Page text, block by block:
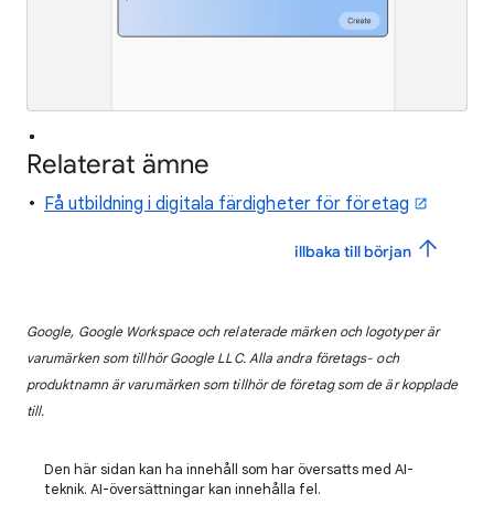
Relaterat ämne
Få utbildning i digitala färdigheter för företag
illbaka till början
Google, Google Workspace och relaterade märken och logotyper är
varumärken som tillhör Google LLC. Alla andra företags- och
produktnamn är varumärken som tillhör de företag som de är kopplade
till.
Den här sidan kan ha innehåll som har översatts med AI-
teknik. AI-översättningar kan innehålla fel.